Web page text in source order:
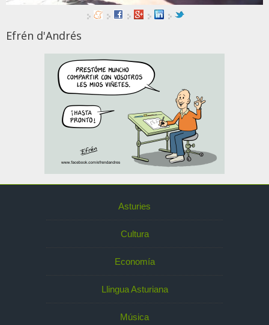
Efrén d'Andrés
Asturies
Cultura
Economía
Llingua Asturiana
Música